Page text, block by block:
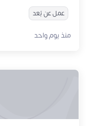
عمل عن بُعد
منذ يوم واحد